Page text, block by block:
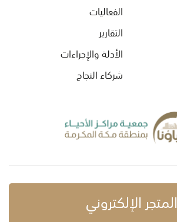
الفعاليات
التقارير
الأدلة والإجراءات
شركاء النجاح
المتجر الإلكتروني